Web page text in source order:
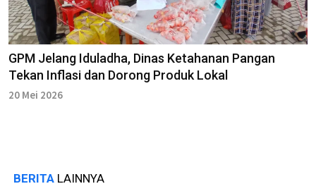
GPM Jelang Iduladha, Dinas Ketahanan Pangan
Tekan Inflasi dan Dorong Produk Lokal
20 Mei 2026
BERITA LAINNYA